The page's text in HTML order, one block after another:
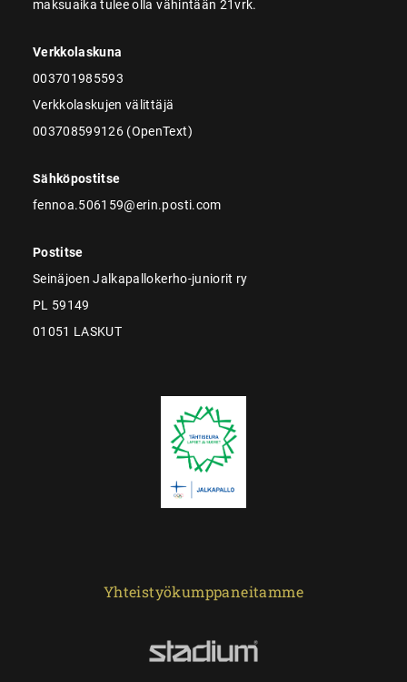
maksuaika tulee olla vähintään 21vrk.
Verkkolaskuna
003701985593
Verkkolaskujen välittäjä
003708599126 (OpenText)
Sähköpostitse
fennoa.506159@erin.posti.com
Postitse
Seinäjoen Jalkapallokerho-juniorit ry
PL 59149
01051 LASKUT
Yhteistyökumppaneitamme